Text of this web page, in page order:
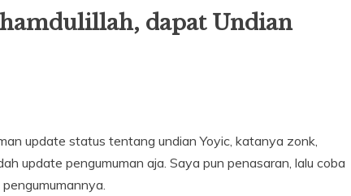
dapat Undian
update status tentang undian Yoyic, katanya zonk,
update pengumuman aja. Saya pun penasaran, lalu coba